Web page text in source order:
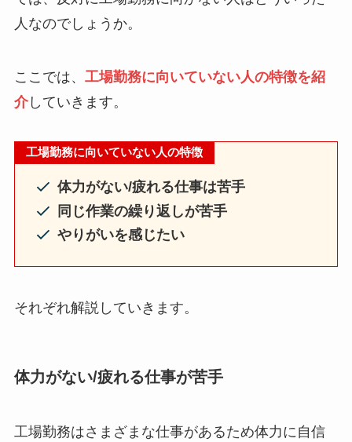
人なのでしょうか。
ここでは、 工場勤務に向いていない人の特徴を紹
介していきます。
工場勤務に向いていない人の特徴
体力がない/疲れる仕事は苦手
同じ作業の繰り返しが苦手
やりがいを感じたい
それぞれ解説していきます。
体力がない/疲れる仕事が苦手
工場勤務はさまざまな仕事があるため体力に自信